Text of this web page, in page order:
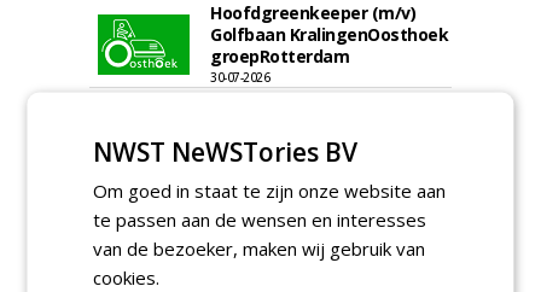
Hoofdgreenkeeper (m/v)
Golfbaan KralingenOosthoek
groepRotterdam
30-07-2026
NWST NeWSTories BV
Om goed in staat te zijn onze website aan
te passen aan de wensen en interesses
van de bezoeker, maken wij gebruik van
cookies.